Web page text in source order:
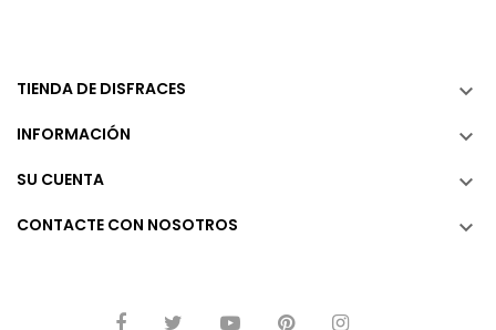
TIENDA DE DISFRACES 
INFORMACIÓN 
SU CUENTA 
CONTACTE CON NOSOTROS 